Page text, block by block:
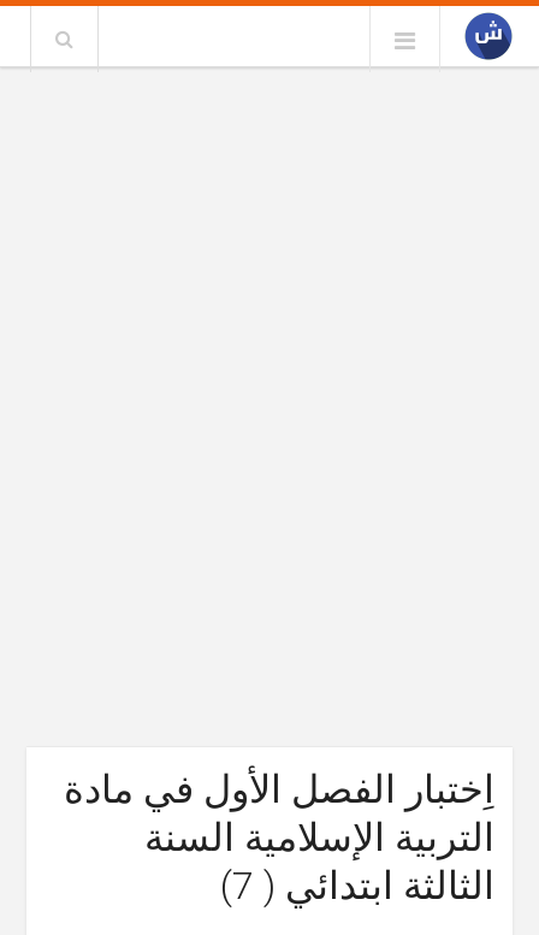
اِختبار الفصل الأول في مادة
التربية الإسلامية السنة
الثالثة ابتدائي ( 7)